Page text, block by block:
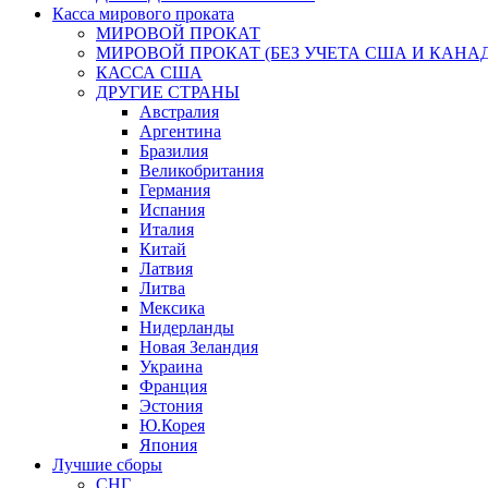
Касса мирового проката
МИРОВОЙ ПРОКАТ
МИРОВОЙ ПРОКАТ (БЕЗ УЧЕТА США И
КАССА США
ДРУГИЕ СТРАНЫ
Австралия
Аргентина
Бразилия
Великобритания
Германия
Испания
Италия
Китай
Латвия
Литва
Мексика
Нидерланды
Новая Зеландия
Украина
Франция
Эстония
Ю.Корея
Япония
Лучшие сборы
СНГ